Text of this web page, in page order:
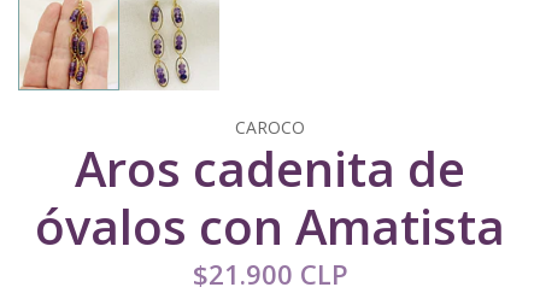
CAROCO
Aros cadenita de
óvalos con Amatista
$21.900 CLP